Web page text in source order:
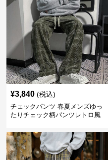
¥3,840 (税込)
チェックパンツ 春夏メンズゆっ
たりチェック柄パンツレトロ風